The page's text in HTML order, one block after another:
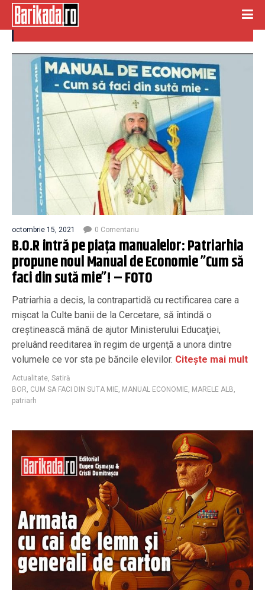
CUM SA FACI DIN SUTA MIE
octombrie 15, 2021 0 Comentariu
B.O.R intră pe piaţa manualelor: Patriarhia
propune noul Manual de Economie ”Cum să
faci din sută mie”! – FOTO
Patriarhia a decis, la contrapartidă cu rectificarea care a
mişcat la Culte banii de la Cercetare, să întindă o
creştinească mână de ajutor Ministerului Educaţiei,
preluând reeditarea în regim de urgenţă a unora dintre
volumele ce vor sta pe băncile elevilor. Citește mai mult
Actualitate, Satiră
BOR, CUM SA FACI DIN SUTA MIE, MANUAL ECONOMIE, MARELE ALB,
patriarh